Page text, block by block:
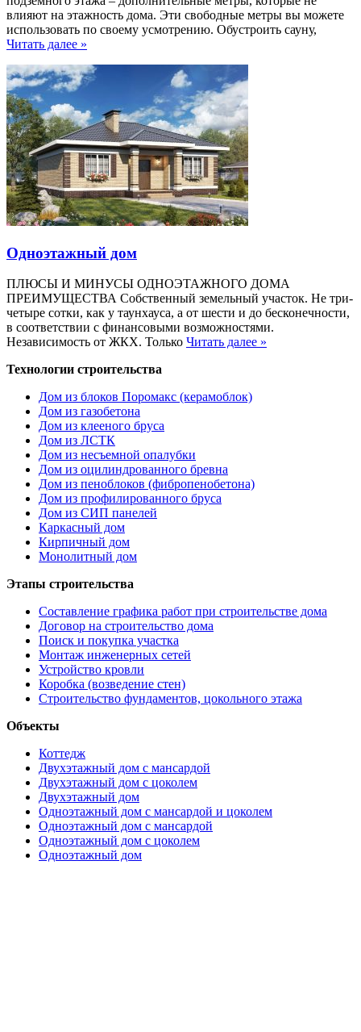
влияют на этажность дома. Эти свободные метры вы можете
использовать по своему усмотрению. Обустроить сауну,
Читать далее »
Одноэтажный дом
ПЛЮСЫ И МИНУСЫ ОДНОЭТАЖНОГО ДОМА
ПРЕИМУЩЕСТВА Собственный земельный участок. Не три-
четыре сотки, как у таунхауса, а от шести и до бесконечности,
в соответствии с финансовыми возможностями.
Независимость от ЖКХ. Только Читать далее »
Технологии строительства
Дом из блоков Поромакс (керамоблок)
Дом из газобетона
Дом из клееного бруса
Дом из ЛСТК
Дом из несъемной опалубки
Дом из оцилиндрованного бревна
Дом из пеноблоков (фибропенобетона)
Дом из профилированного бруса
Дом из СИП панелей
Каркасный дом
Кирпичный дом
Монолитный дом
Этапы строительства
Составление графика работ при строительстве дома
Договор на строительство дома
Поиск и покупка участка
Монтаж инженерных сетей
Устройство кровли
Коробка (возведение стен)
Строительство фундаментов, цокольного этажа
Объекты
Коттедж
Двухэтажный дом с мансардой
Двухэтажный дом с цоколем
Двухэтажный дом
Одноэтажный дом с мансардой и цоколем
Одноэтажный дом с мансардой
Одноэтажный дом с цоколем
Одноэтажный дом